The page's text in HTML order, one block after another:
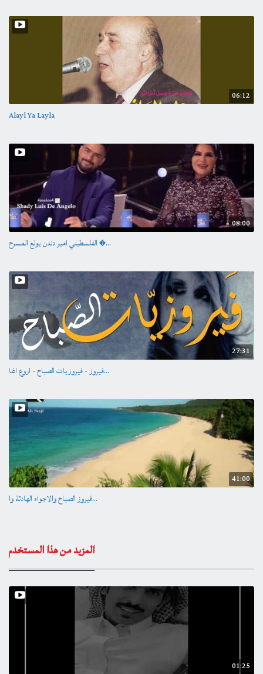
06:12
Alayl Ya Layla
08:00
الفلسطيني امير دندن يولع المسرح �...
27:31
فيروز - فيروزيات الصباح - اروع اغا...
41:00
فيروز الصباح والاجواء الهادئة وا...
المزيد من هذا المستخدم
01:25